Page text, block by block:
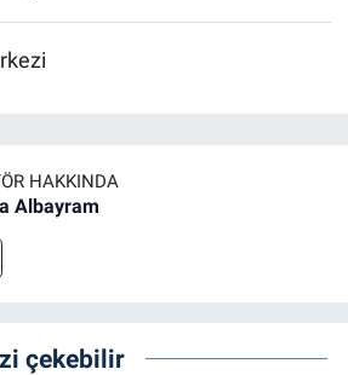
HAKKINDA
Albayram
çekebilir